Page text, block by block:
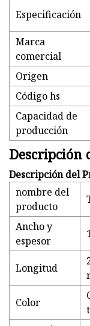
Especificación
Marca
comercial
Origen
Código hs
Capacidad de
producción
Descripción
Descripción del
nombre del
producto
Ancho y
espesor
Longitud
Color